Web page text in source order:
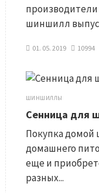
шиншилл
01. 05. 2019 10994
ШИНШИЛЛЫ
Сенница для
Покупка
домашнего
еще и
разных...